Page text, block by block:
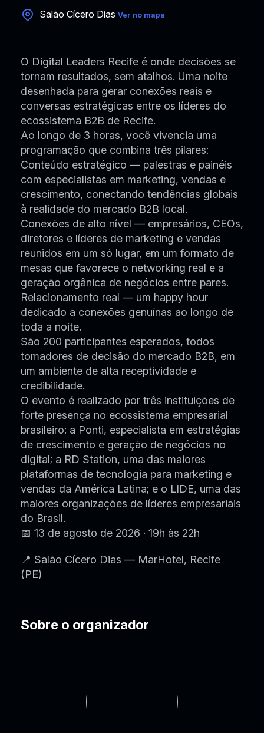
Salão Cícero Dias Ver no mapa
O Digital Leaders Recife é onde decisões se
tornam resultados, sem atalhos. Uma noite
desenhada para gerar conexões reais e
conversas estratégicas entre os líderes do
ecossistema B2B de Recife.
Ao longo de 3 horas, você vivencia uma
programação que combina três pilares:
Conteúdo estratégico — palestras e painéis
com especialistas em marketing, vendas e
crescimento, conectando tendências globais
à realidade do mercado B2B local.
Conexões de alto nível — empresários, CEOs,
diretores e líderes de marketing e vendas
reunidos em um só lugar, em um formato de
mesas que favorece o networking real e a
geração orgânica de negócios entre pares.
Relacionamento real — um happy hour
dedicado a conexões genuínas ao longo de
toda a noite.
São 200 participantes esperados, todos
tomadores de decisão do mercado B2B, em
um ambiente de alta receptividade e
credibilidade.
O evento é realizado por três instituições de
forte presença no ecossistema empresarial
brasileiro: a Ponti, especialista em estratégias
de crescimento e geração de negócios no
digital; a RD Station, uma das maiores
plataformas de tecnologia para marketing e
vendas da América Latina; e o LIDE, uma das
maiores organizações de líderes empresariais
do Brasil.
📅 13 de agosto de 2026 · 19h às 22h
📍 Salão Cícero Dias — MarHotel, Recife
(PE)
Sobre o organizador